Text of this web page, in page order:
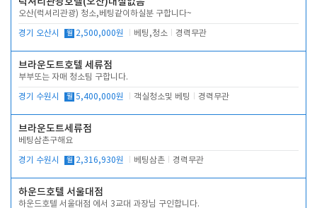
오산(럭셔리관광) 청소,베팅같이하실분 구합니다~
경기 오산시 월 2,500,000원 베팅,청소 경력무관
브라운도트호텔 세류점
부부또는 자매 청소팀 구합니다.
경기 수원시 월 5,400,000원 객실청소및 베팅 경력무관
브라운도트세류점
베팅삼촌구해요
경기 수원시 월 2,316,930원 베팅삼촌 경력무관
하운드호텔 서울대점
하운드호텔 서울대점 에서 3교대 과장님 구인합니다.